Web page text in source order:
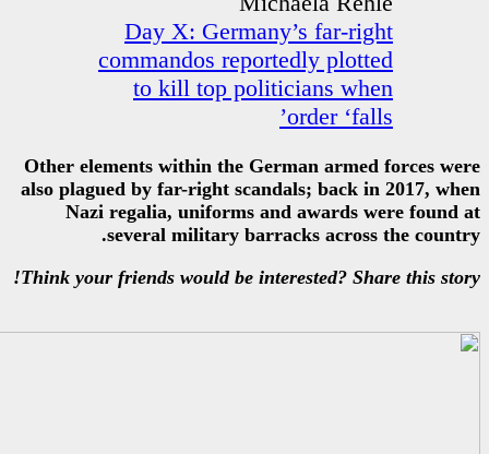
Day X:
commandos
to kill top
Other elements within the
also plagued by far-right
Nazi regalia, uniforms
several military
Think your friends would be